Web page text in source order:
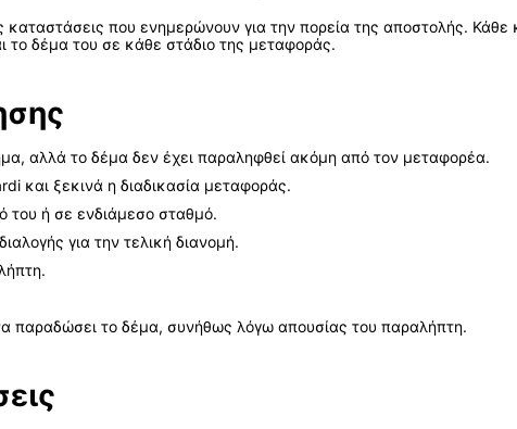
που ενημερώνουν για την πορεία της αποστολής. Κάθε
το δέμα του σε κάθε στάδιο της μεταφοράς.
αλλά το δέμα δεν έχει παραληφθεί ακόμη από τον μεταφορέα.
και ξεκινά η διαδικασία μεταφοράς.
του ή σε ενδιάμεσο σταθμό.
για την τελική διανομή.
παραδώσει το δέμα, συνήθως λόγω απουσίας του παραλήπτη.